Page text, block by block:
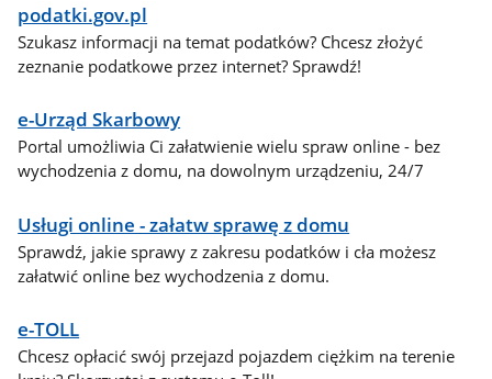
podatki.gov.pl
Szukasz informacji na temat podatków? Chcesz złożyć
zeznanie podatkowe przez internet? Sprawdź!
e-Urząd Skarbowy
Portal umożliwia Ci załatwienie wielu spraw online - bez
wychodzenia z domu, na dowolnym urządzeniu, 24/7
Usługi online - załatw sprawę z domu
Sprawdź, jakie sprawy z zakresu podatków i cła możesz
załatwić online bez wychodzenia z domu.
e-TOLL
Chcesz opłacić swój przejazd pojazdem ciężkim na terenie